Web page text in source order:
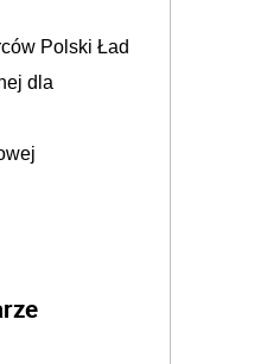
Polski Ład
dla